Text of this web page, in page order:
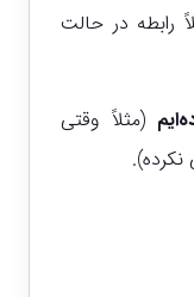
رابطه در حالت
(مثلاً وقتی
نکرده).